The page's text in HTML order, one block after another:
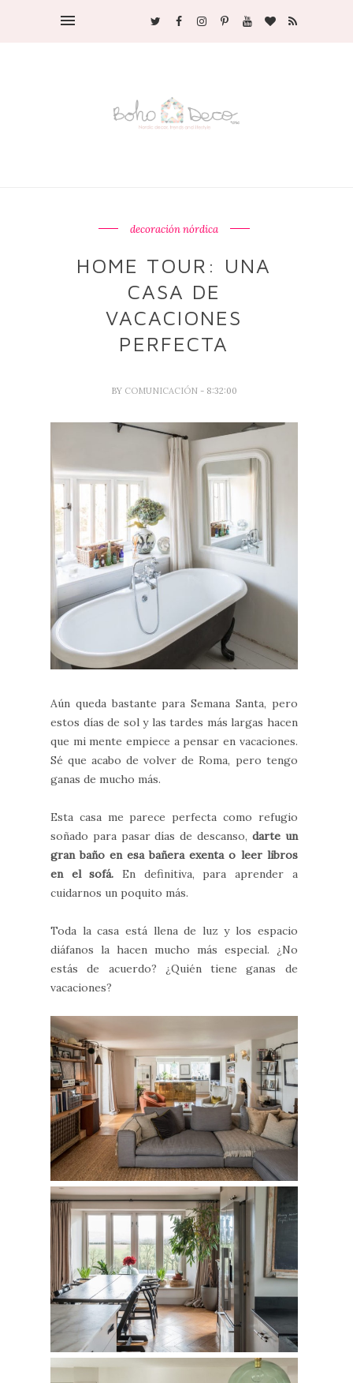
decoración nórdica
HOME TOUR: UNA
CASA DE
VACACIONES
PERFECTA
BY COMUNICACIÓN - 8:32:00
Aún queda bastante para Semana Santa, pero
estos días de sol y las tardes más largas hacen
que mi mente empiece a pensar en vacaciones.
Sé que acabo de volver de Roma, pero tengo
ganas de mucho más.
Esta casa me parece perfecta como refugio
soñado para pasar días de descanso, darte un
gran baño en esa bañera exenta o leer libros
en el sofá. En definitiva, para aprender a
cuidarnos un poquito más.
Toda la casa está llena de luz y los espacio
diáfanos la hacen mucho más especial. ¿No
estás de acuerdo? ¿Quién tiene ganas de
vacaciones?